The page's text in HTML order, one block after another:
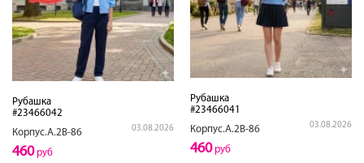
Рубашка
#23466042
Корпус.А.2В-86
03.08.2026
460руб
Рубашка
#23466041
Корпус.А.2В-86
03.08.2026
460руб